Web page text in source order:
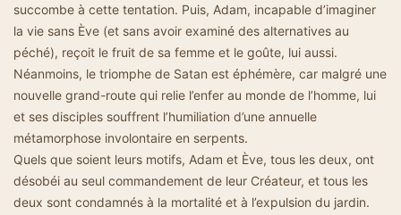
succombe à cette tentation. Puis, Adam, incapable d’imaginer
la vie sans Ève (et sans avoir examiné des alternatives au
péché), reçoit le fruit de sa femme et le goûte, lui aussi.
Néanmoins, le triomphe de Satan est éphémère, car malgré une
nouvelle grand-route qui relie l’enfer au monde de l’homme, lui
et ses disciples souffrent l’humiliation d’une annuelle
métamorphose involontaire en serpents.
Quels que soient leurs motifs, Adam et Ève, tous les deux, ont
désobéi au seul commandement de leur Créateur, et tous les
deux sont condamnés à la mortalité et à l’expulsion du jardin.